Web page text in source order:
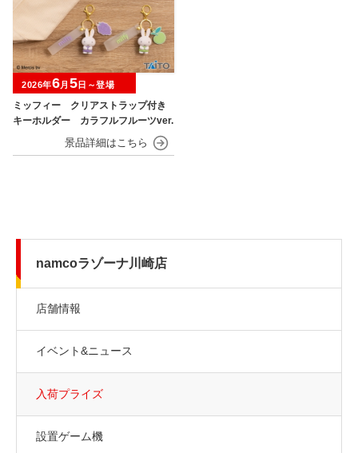
ミッフィー クリアストラップ付き
キーホルダー カラフルフルーツver.
2026年6月 5 日～登場
namcoラゾーナ川崎店
店舗情報
イベント&ニュース
入荷プライズ
設置ゲーム機